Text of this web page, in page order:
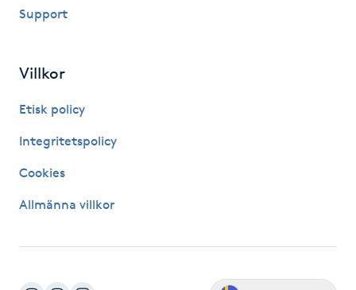
MicroPen
Mixfransar
N
Nagelförlängning akryl
Support
Villkor
Etisk policy
Integritetspolicy
Cookies
Allmänna villkor